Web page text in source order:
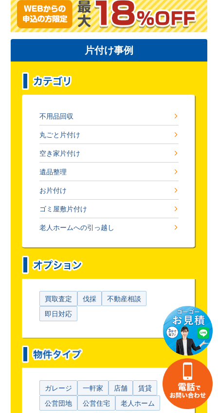
片付け事例
不用品回収
丸ごと片付け
空き家片付け
遺品整理
お片付け
ゴミ屋敷片付け
老人ホームへの引っ越し
買取査定 伐採
不動産相談
即日対応
ガレージ 一軒家 店舗
賃貸
公営団地
公営住宅 老人ホーム